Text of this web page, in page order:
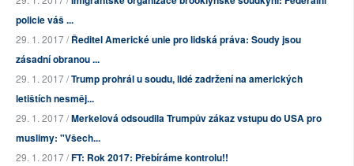
policie váš ...
29. 1. 2017 /Ředitel Americké unie pro lidská práva: Soudy jsou
zásadní obranou ...
29. 1. 2017 /Trump prohrál u soudu, lidé zadržení na amerických
letištích nesměj...
29. 1. 2017 /Merkelová odsoudila Trumpův zákaz vstupu do USA pro
muslimy: "Všech...
29. 1. 2017 /FT: Rok 2017: Přebíráme kontrolu!!